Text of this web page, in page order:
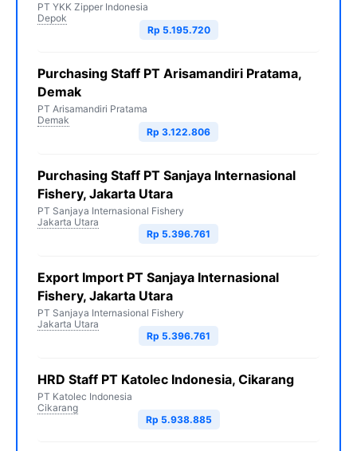
PT YKK Zipper Indonesia
Depok
Rp 5.195.720
Purchasing Staff PT Arisamandiri Pratama,
Demak
PT Arisamandiri Pratama
Demak
Rp 3.122.806
Purchasing Staff PT Sanjaya Internasional
Fishery, Jakarta Utara
PT Sanjaya Internasional Fishery
Jakarta Utara
Rp 5.396.761
Export Import PT Sanjaya Internasional
Fishery, Jakarta Utara
PT Sanjaya Internasional Fishery
Jakarta Utara
Rp 5.396.761
HRD Staff PT Katolec Indonesia, Cikarang
PT Katolec Indonesia
Cikarang
Rp 5.938.885